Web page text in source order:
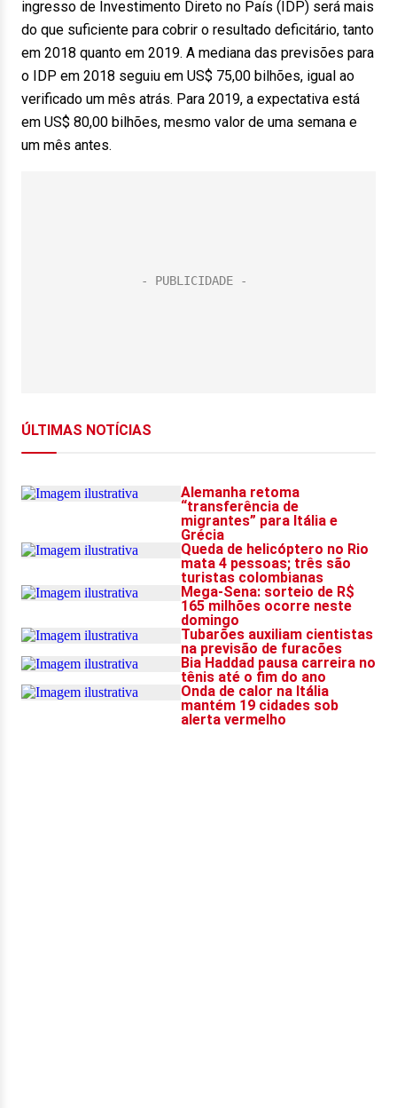
ingresso de Investimento Direto no País (IDP) será mais
do que suficiente para cobrir o resultado deficitário, tanto
em 2018 quanto em 2019. A mediana das previsões para
o IDP em 2018 seguiu em US$ 75,00 bilhões, igual ao
verificado um mês atrás. Para 2019, a expectativa está
em US$ 80,00 bilhões, mesmo valor de uma semana e
um mês antes.